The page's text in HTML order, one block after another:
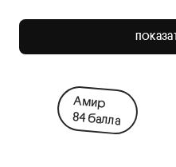
Амир
84 балла